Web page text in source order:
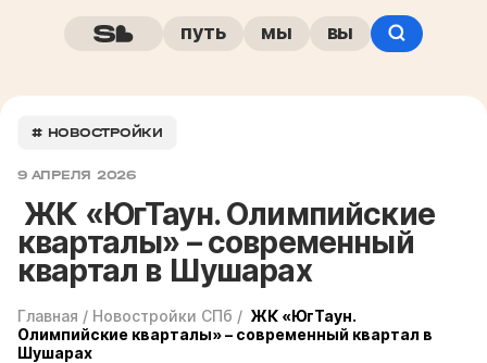
путь мы вы
# НОВОСТРОЙКИ
9 АПРЕЛЯ 2026
ЖК «ЮгТаун. Олимпийские
кварталы» – современный
квартал в Шушарах
Главная / Новостройки СПб / ЖК «ЮгТаун.
Олимпийские кварталы» – современный квартал в
Шушарах